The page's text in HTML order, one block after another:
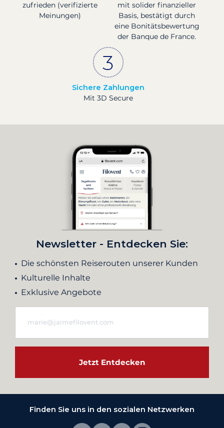
zufrieden (verifizierte
Meinungen)
mit solider finanzieller
Basis, bestätigt durch
eine Bonitätsbewertung
der Banque de France.
Sichere Zahlungen
Mit 3D Secure
Newsletter - Entdecken Sie:
Die schönsten Reiserouten unserer Kunden
Kulturelle Inhalte
Exklusive Angebote
Jetzt Entdecken
Finden Sie uns in den sozialen Netzwerken